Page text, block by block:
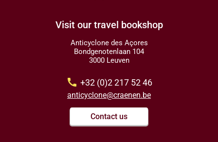
Visit our travel bookshop
Anticyclone des Açores
Bondgenotenlaan 104
3000 Leuven
call +32 (0)2 217 52 46
anticyclone@craenen.be
Contact us